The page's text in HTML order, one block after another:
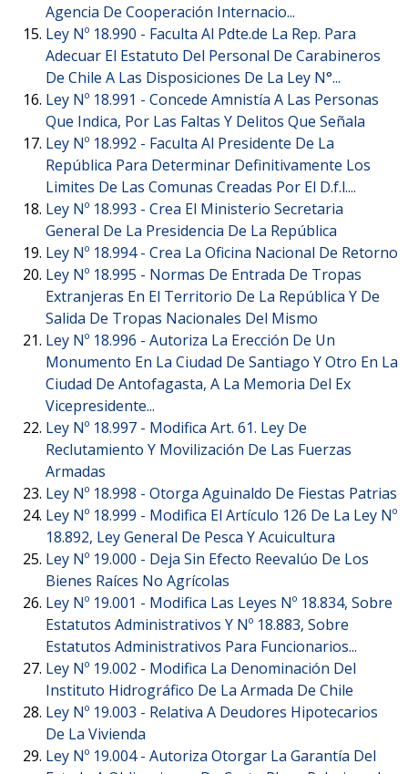
Agencia De Cooperación Internacio...
Ley Nº 18.990 - Faculta Al Pdte.de La Rep. Para
Adecuar El Estatuto Del Personal De Carabineros
De Chile A Las Disposiciones De La Ley N°...
Ley Nº 18.991 - Concede Amnistía A Las Personas
Que Indica, Por Las Faltas Y Delitos Que Señala
Ley Nº 18.992 - Faculta Al Presidente De La
República Para Determinar Definitivamente Los
Limites De Las Comunas Creadas Por El D.f.l....
Ley Nº 18.993 - Crea El Ministerio Secretaria
General De La Presidencia De La República
Ley Nº 18.994 - Crea La Oficina Nacional De Retorno
Ley Nº 18.995 - Normas De Entrada De Tropas
Extranjeras En El Territorio De La República Y De
Salida De Tropas Nacionales Del Mismo
Ley Nº 18.996 - Autoriza La Erección De Un
Monumento En La Ciudad De Santiago Y Otro En La
Ciudad De Antofagasta, A La Memoria Del Ex
Vicepresidente...
Ley Nº 18.997 - Modifica Art. 61. Ley De
Reclutamiento Y Movilización De Las Fuerzas
Armadas
Ley Nº 18.998 - Otorga Aguinaldo De Fiestas Patrias
Ley Nº 18.999 - Modifica El Artículo 126 De La Ley Nº
18.892, Ley General De Pesca Y Acuicultura
Ley Nº 19.000 - Deja Sin Efecto Reevalúo De Los
Bienes Raíces No Agrícolas
Ley Nº 19.001 - Modifica Las Leyes Nº 18.834, Sobre
Estatutos Administrativos Y Nº 18.883, Sobre
Estatutos Administrativos Para Funcionarios...
Ley Nº 19.002 - Modifica La Denominación Del
Instituto Hidrográfico De La Armada De Chile
Ley Nº 19.003 - Relativa A Deudores Hipotecarios
De La Vivienda
Ley Nº 19.004 - Autoriza Otorgar La Garantía Del